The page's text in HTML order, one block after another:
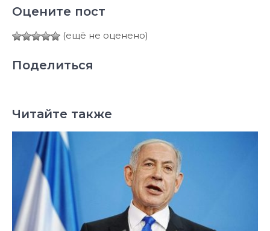
Оцените пост
(ещё не оценено)
Поделиться
Читайте также